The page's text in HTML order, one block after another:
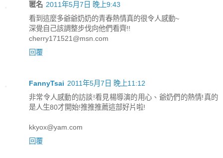
匿名 2011年5月7日 晚上9:43
看到這麼多爺爺奶奶的青春熱情真的很令人感動~
深覺自己該調整步伐向他們看齊!!
cherry171521@msn.com
回覆
FannyTsai 2011年5月7日 晚上11:12
非常令人感動的訪談!看見楊導演的用心、爺奶們的熱情!真的
是人生80才開始!推推推薦這部好片啦!
kkyox@yam.com
回覆